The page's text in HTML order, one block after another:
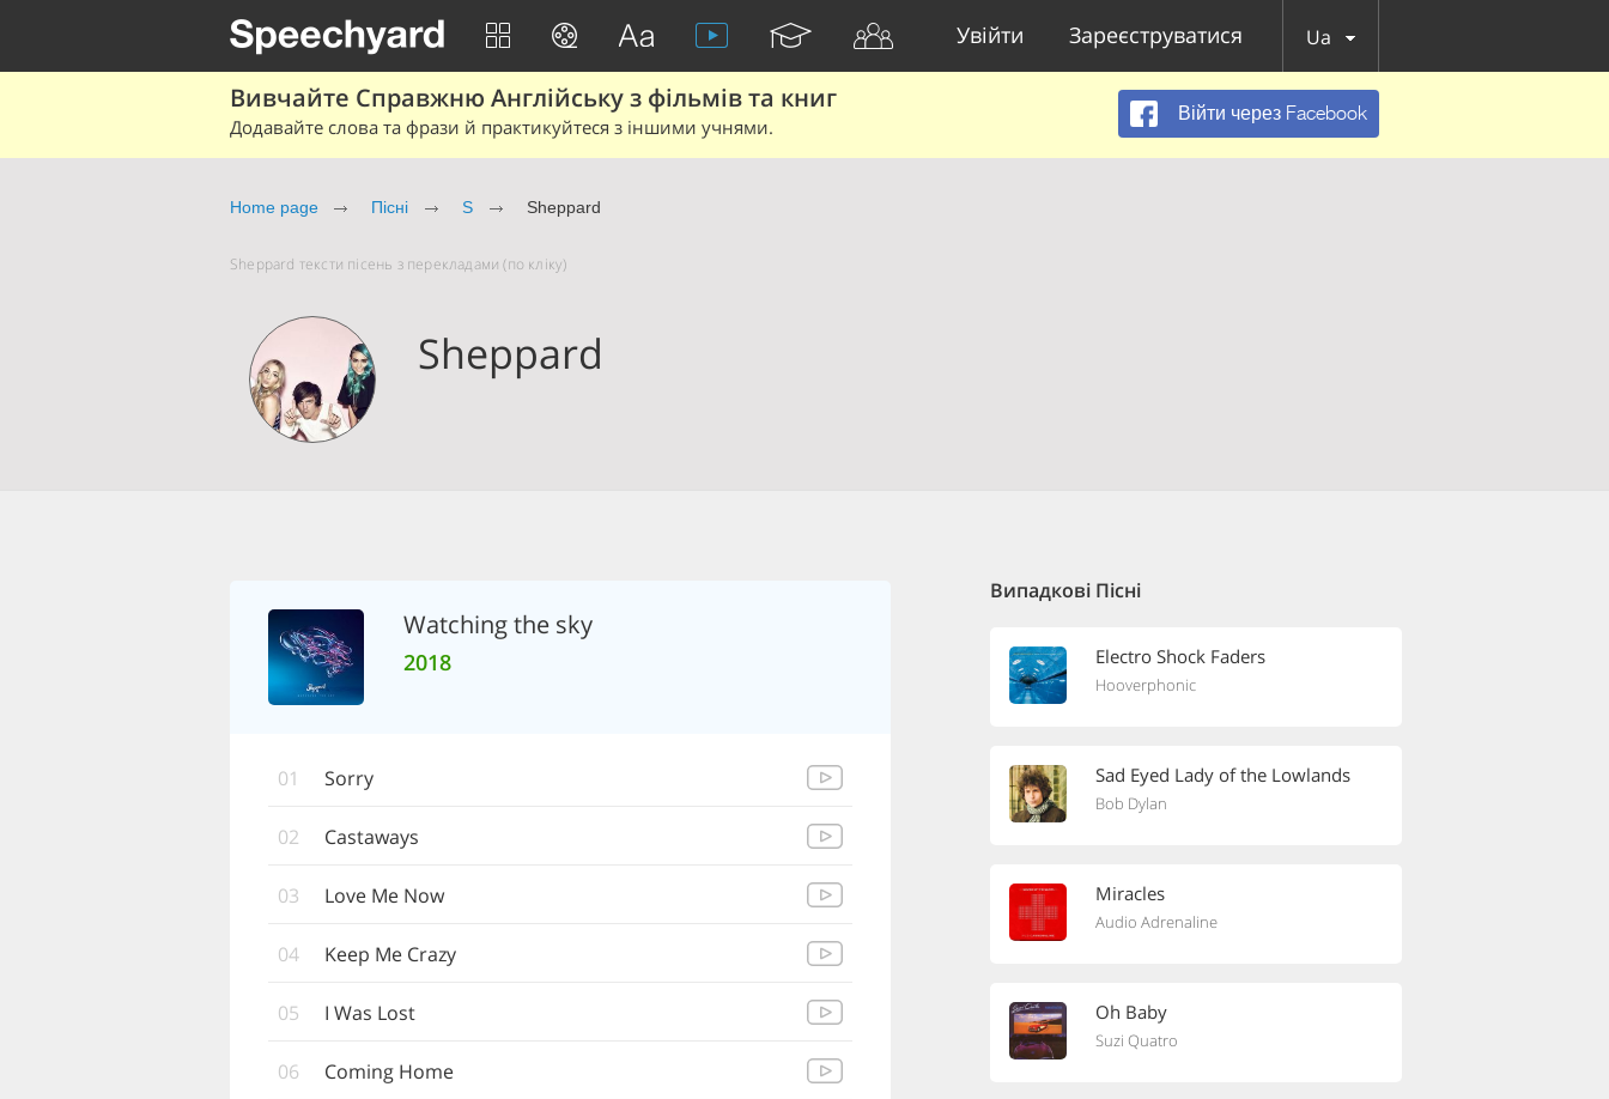
Увійти Зареєструватися Ua
Вивчайте Справжню Англійську з фільмів та книг
Додавайте слова та фрази й практикуйтеся з іншими учнями.
Війти через Facebook
Home page Пісні S Sheppard
Sheppard тексти пісень з перекладами (по кліку)
Sheppard
Watching the sky
2018
01 Sorry
02 Castaways
03 Love Me Now
04 Keep Me Crazy
05 I Was Lost
06 Coming Home
Випадкові Пісні
Electro Shock Faders
Hooverphonic
Sad Eyed Lady of the Lowlands
Bob Dylan
Miracles
Audio Adrenaline
Oh Baby
Suzi Quatro